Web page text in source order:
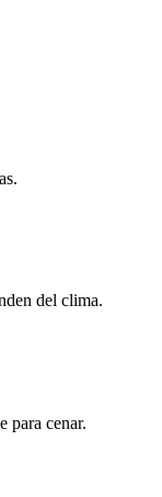
del clima.
para cenar.